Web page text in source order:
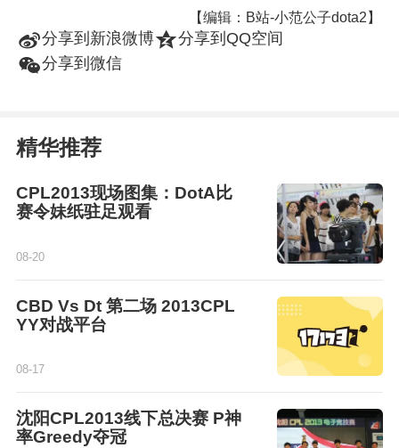
【编辑：B站-小范公子dota2】
t分享到新浪微博z分享到QQ空间
w分享到微信
精华推荐
CPL2013现场图集：DotA比
赛令妹纸驻足观看
08-20
CBD Vs Dt 第二场 2013CPL
YY对战平台
08-17
沈阳CPL2013线下总决赛 P神
率Greedy夺冠